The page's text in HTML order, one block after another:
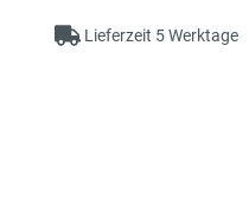
Lieferzeit 5 Werktage